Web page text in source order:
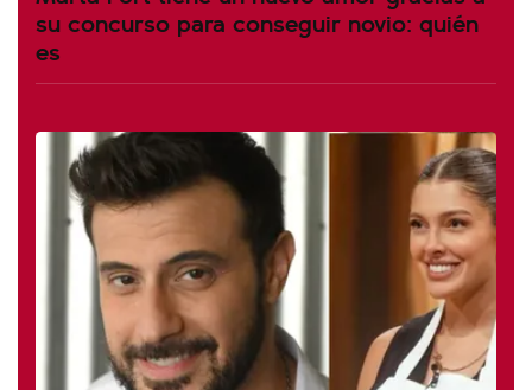
su concurso para conseguir novio: quién
es